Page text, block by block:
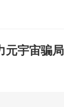
元宇宙骗局